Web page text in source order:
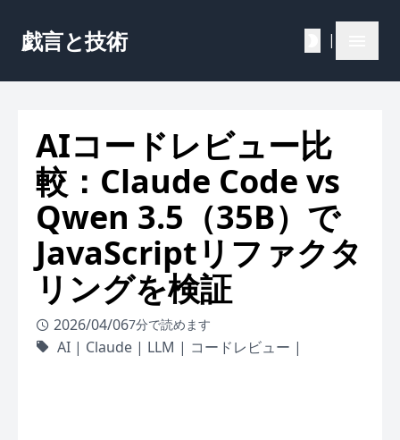
戯言と技術 |
AIコードレビュー比
較：Claude Code vs
Qwen 3.5（35B）で
JavaScriptリファクタ
リングを検証
2026/04/067分で読めます
AI | Claude | LLM | コードレビュー |